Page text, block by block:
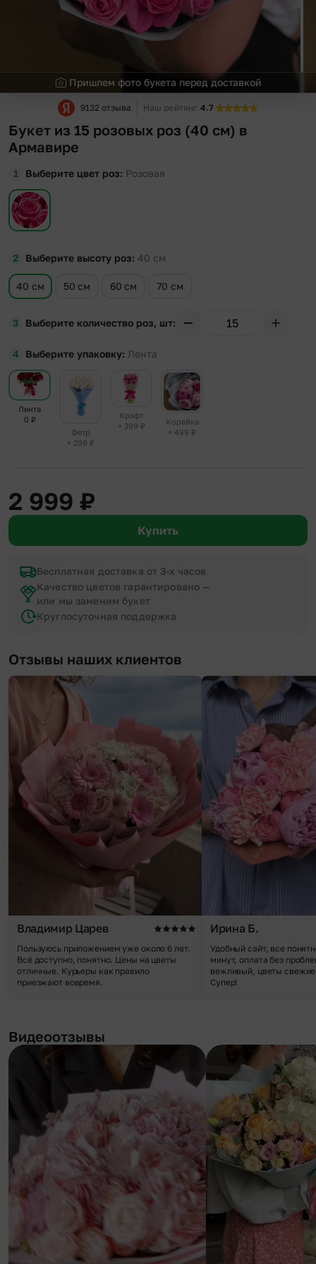
Пришлем фото букета перед доставкой
9132 отзыва Наш рейтинг 4.7
Букет из 15 розовых роз (40 см) в
Армавире
Выберите цвет роз Розовая
Выберите высоту роз 40 см
40 см 50 см 60 см 70 см
Выберите количество роз, шт
Выберите упаковку Лента
Лента
0 ₽
Фетр
+ 299 ₽
Крафт
+ 399 ₽
Корейка
+ 499 ₽
2 999 ₽
Купить
Бесплатная доставка от 3-х часов
Качество цветов гарантировано —
или мы заменим букет
Круглосуточная поддержка
Отзывы наших клиентов
Владимир Царев
Пользуюсь приложением уже около 6 лет.
Всё доступно, понятно. Цены на цветы
отличные. Курьеры как правило
приезжают вовремя.
Ирина Б.
Удобный сайт, все
минут, оплата без
вежливый, цветы
Супер!
Видеоотзывы